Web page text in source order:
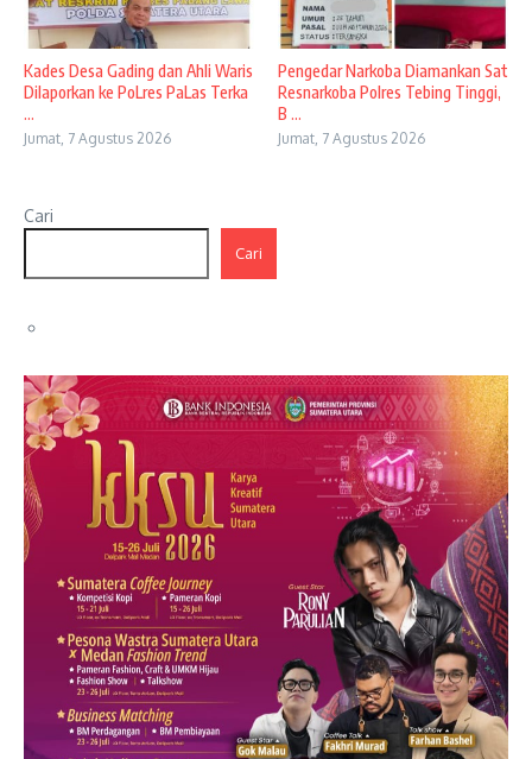
Kades Desa Gading dan Ahli Waris
Dilaporkan ke PoLres PaLas Terka
...
Jumat, 7 Agustus 2026
Pengedar Narkoba Diamankan Sat
Resnarkoba Polres Tebing Tinggi,
B ...
Jumat, 7 Agustus 2026
Cari
Cari